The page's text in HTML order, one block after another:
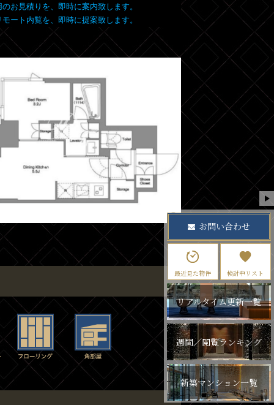
お見積りを、即時に案内致します。
ート内覧を、即時に提案致します。
お問い合わせ
最近見た物件 検討中リスト
リアルタイム更新一覧
週間／閲覧ランキング
新築マンション一覧